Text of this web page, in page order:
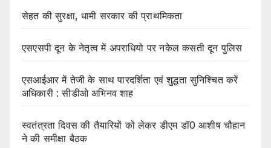
सेहत की सुरक्षा, धामी सरकार की प्राथमिकता
एसएसपी दून के नेतृत्व में अपराधियो पर नकेल कसती दून पुलिस
एसआईआर में तेजी के साथ पारदर्शिता एवं शुद्धता सुनिश्चित करें
अधिकारी : सीडीओ अभिनव शाह
स्वतंत्रता दिवस की तैयारियों को लेकर डीएम डॉ0 आशीष चौहान
ने की समीक्षा बैठक